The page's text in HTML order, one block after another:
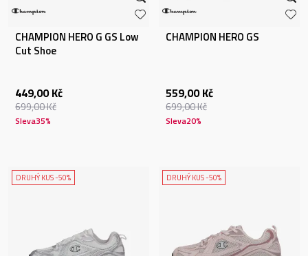
CHAMPION HERO G GS Low
Cut Shoe
449,00 Kč
699,00Kč
Sleva35%
CHAMPION HERO GS
559,00 Kč
699,00Kč
Sleva20%
DRUHÝ KUS -50% DRUHÝ KUS -50%